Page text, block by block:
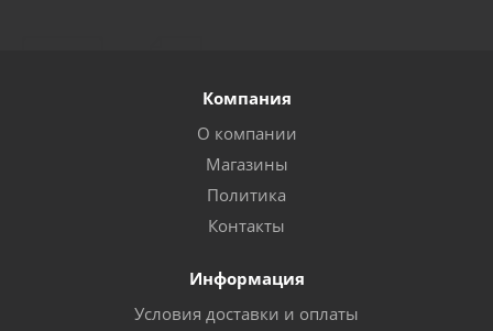
Компания
О компании
Магазины
Политика
Контакты
Информация
Условия доставки и оплаты